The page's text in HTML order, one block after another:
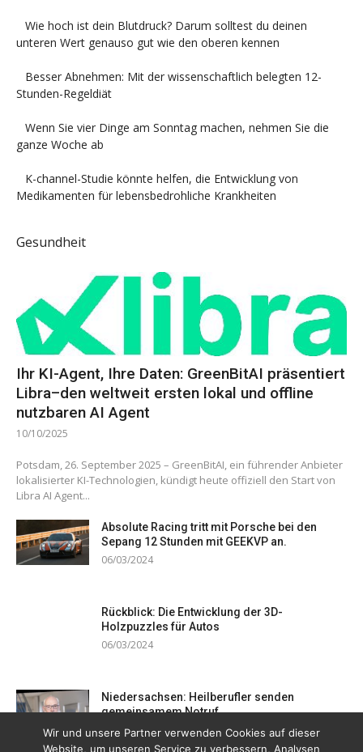
Wie hoch ist dein Blutdruck? Darum solltest du deinen
unteren Wert genauso gut wie den oberen kennen
Besser Abnehmen: Mit der wissenschaftlich belegten 12-
Stunden-Regeldiät
Wenn Sie vier Dinge am Sonntag machen, nehmen Sie die
ganze Woche ab
K-channel-Studie könnte helfen, die Entwicklung von
Medikamenten für lebensbedrohliche Krankheiten
Gesundheit
Ihr KI-Agent, Ihre Daten: GreenBitAI präsentiert
Libra–den weltweit ersten lokal und offline
nutzbaren AI Agent
10/10/2025
Potsdam, 26. September 2025 – GreenBitAI, ein führender Anbieter
lokalisierter KI-Technologien, kündigt heute offiziell den Start von
Libra AI Agent...
Absolute Racing tritt mit Porsche bei den
Sepang 12 Stunden mit GEEKVP an.
06/03/2024
Rückblick: Die Entwicklung der 3D-
Holzpuzzles für Autos
06/03/2024
Niedersachsen: Heilberufler senden
gemeinsamem Notruf
19/12/2023
Wir und unsere Partner verwenden Cookies auf dieser
Website, um unseren Service zu verbessern, Analysen